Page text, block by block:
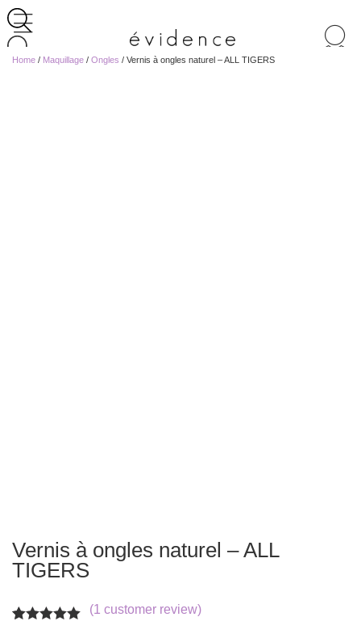
de
Home / Maquillage / Ongles / Vernis à ongles naturel – ALL TIGERS
Vernis à ongles naturel – ALL
TIGERS
(1 customer review)